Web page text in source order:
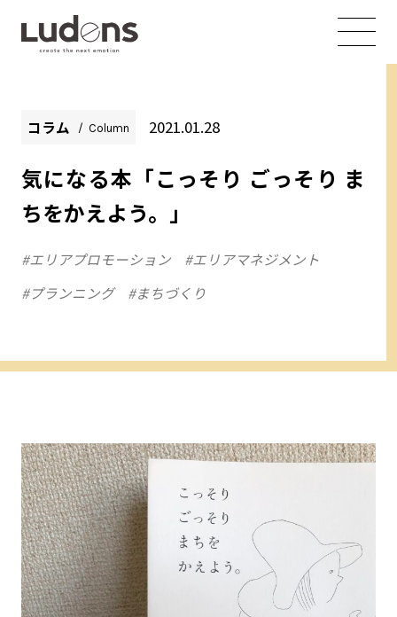
コラム Column 2021.01.28
気になる本「こっそり ごっそり ま
ちをかえよう。」
#エリアプロモーション
#エリアマネジメント
#プランニング
#まちづくり